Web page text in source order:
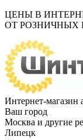
ЦЕНЫ В
ОТ РОЗНИЧНЫХ
Интернет-магазин
Ваш город
Москва и другие
Липецк